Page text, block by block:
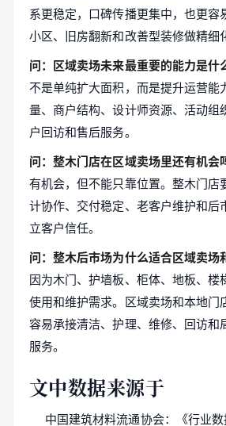
系更稳定，口碑传播更集中，也更容
小区、旧房翻新和改善型装修做精细
问：区域卖场未来最重要的能力是什
不是单纯扩大面积，而是提升运营能
量、商户结构、设计师资源、活动组
户回访和售后服务。
问：整木门店在区域卖场里还有机会
有机会，但不能只靠位置。整木门店
计协作、交付稳定、老客户维护和后
立客户信任。
问：整木后市场为什么适合区域卖场
因为木门、护墙板、柜体、地板、楼
使用和维护需求。区域卖场和本地门
容易承接清洁、护理、维修、回访和
服务。
文中数据来源于
中国建筑材料流通协会：《行业